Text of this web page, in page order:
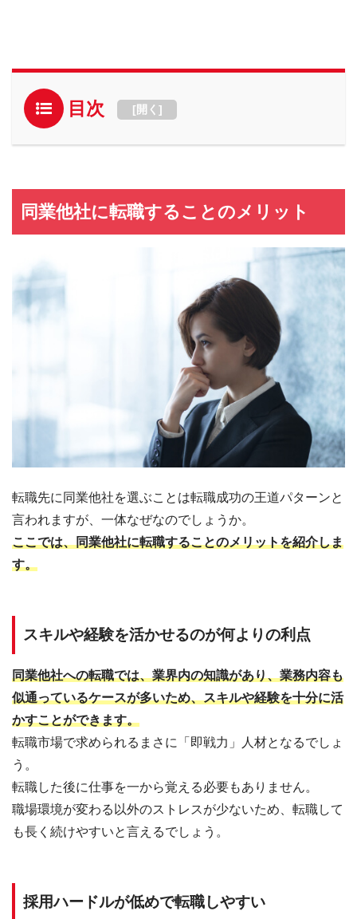
目次 [開く ]
同業他社に転職することのメリット
転職先に同業他社を選ぶことは転職成功の王道パターンと
言われますが、一体なぜなのでしょうか。
ここでは、同業他社に転職することのメリットを紹介しま
す。
スキルや経験を活かせるのが何よりの利点
同業他社への転職では、業界内の知識があり、業務内容も
似通っているケースが多いため、スキルや経験を十分に活
かすことができます。
転職市場で求められるまさに「即戦力」人材となるでしょ
う。
転職した後に仕事を一から覚える必要もありません。
職場環境が変わる以外のストレスが少ないため、転職して
も長く続けやすいと言えるでしょう。
採用ハードルが低めで転職しやすい